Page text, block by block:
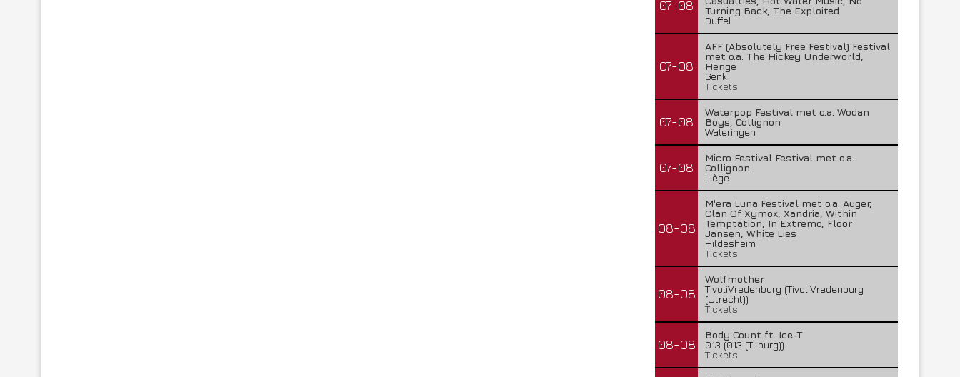
07-08
Turning Back, The Exploited
Duffel
07-08
AFF (Absolutely Free Festival) Festival
met o.a. The Hickey Underworld,
Henge
Genk
Tickets
07-08
Waterpop Festival met o.a. Wodan
Boys, Collignon
Wateringen
07-08
Micro Festival Festival met o.a.
Collignon
Liège
08-08
M'era Luna Festival met o.a. Auger,
Clan Of Xymox, Xandria, Within
Temptation, In Extremo, Floor
Jansen, White Lies
Hildesheim
Tickets
08-08
Wolfmother
TivoliVredenburg (TivoliVredenburg
(Utrecht))
Tickets
08-08
Body Count ft. Ice-T
013 (013 (Tilburg))
Tickets